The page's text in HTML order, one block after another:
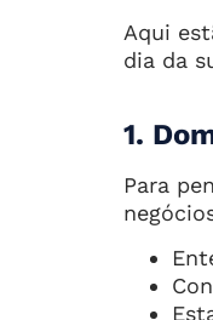
Aqui
dia da
1.
Para